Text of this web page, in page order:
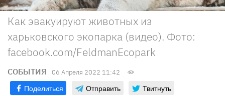
Как эвакуируют животных из
харьковского экопарка (видео). Фото:
facebook.com/FeldmanEcopark
СОБЫТИЯ 06 Апреля 2022 11:42
Поделиться Отправить Твитнуть